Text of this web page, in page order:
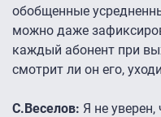
обобщенные
можно даже
каждый абонент при
смотрит ли он его,
С.Веселов: Я не уверен,